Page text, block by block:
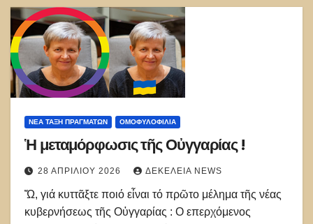
ΝΈΑ ΤΆΞΗ ΠΡΑΓΜΆΤΩΝ ΟΜΟΦΥΛΟΦΙΛΊΑ
Ἡ μεταμόρφωσις τῆς Οὐγγαρίας !
28 ΑΠΡΙΛΊΟΥ 2026 ΔΕΚΈΛΕΙΑ NEWS
Ὤ, γιά κυττᾶξτε ποιό εἶναι τό πρῶτο μέλημα τῆς νέας
κυβερνήσεως τῆς Οὐγγαρίας : Ο επερχόμενος